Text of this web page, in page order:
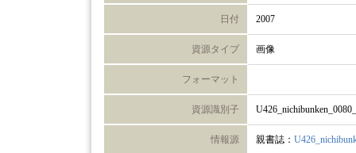
日付 2007
資源タイプ 画像
フォーマット
資源識別子
情報源 親書誌：